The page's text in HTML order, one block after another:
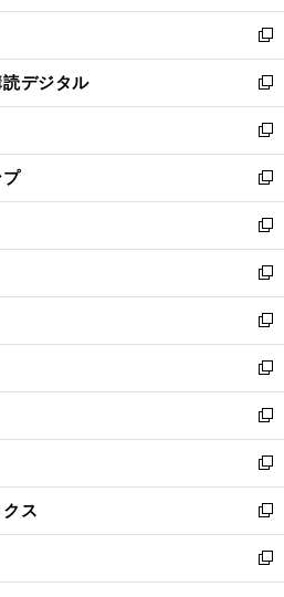
開
く
ウ
で
開
く
ン
ド
ウ
で
開
く
ウ
ィ
ン
ド
ウ
で
開
く
新
し
い
ウ
ィ
ン
ド
ウ
で
開
く
デジタル
新
し
い
ウ
ィ
ン
ド
ウ
で
開
く
新
し
い
ウ
ィ
ン
ド
ウ
で
開
く
プ
新
し
い
ウ
ィ
ン
ド
ウ
で
開
く
新
し
い
ウ
ィ
ン
ド
ウ
で
開
く
新
し
い
ウ
ィ
ン
ド
ウ
で
開
く
新
し
い
ウ
ィ
ン
ド
ウ
で
開
く
新
し
い
ウ
ィ
ン
ド
ウ
で
開
新
し
い
ウ
ィ
ン
ド
ウ
新
し
い
ウ
ィ
ン
ス
新
し
い
ウ
新
し